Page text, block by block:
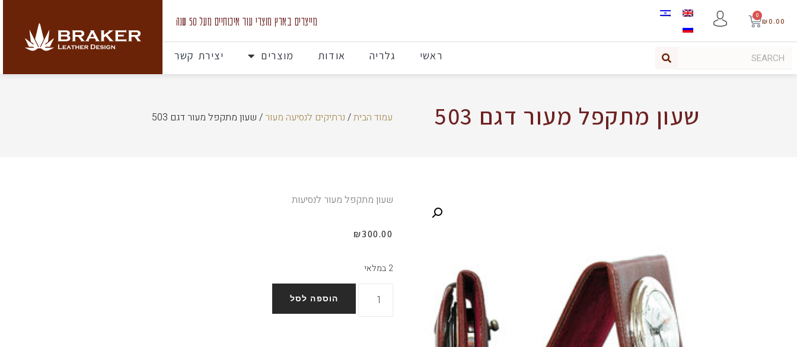
₪ 0.00
0 מייצרים בארץ מוצרי עור איכותיים מעל 50 שנה
ראשי גלריה אודות מוצרים יצירת קשר
שעון מתקפל מעור דגם 503 עמוד הבית/ נרתיקים לנסיעה מעור / שעון מתקפל מעור דגם 503
שעון מתקפל מעור לנסיעות
₪300.00
2 במלאי
הוספה לסל